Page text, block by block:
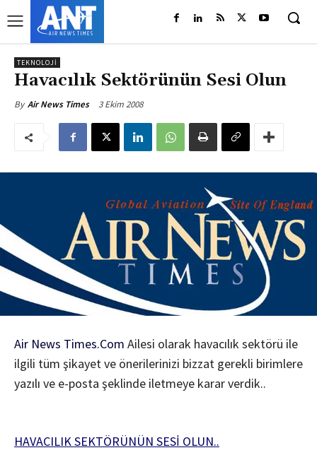
TEKNOLOJI
Havacılık Sektörünün Sesi Olun
By Air News Times 3 Ekim 2008
Air News Times.Com Ailesi olarak havacılık sektörü ile
ilgili tüm şikayet ve önerilerinizi bizzat gerekli birimlere
yazılı ve e-posta şeklinde iletmeye karar verdik..
HAVACILIK SEKTÖRÜNÜN SESİ OLUN..